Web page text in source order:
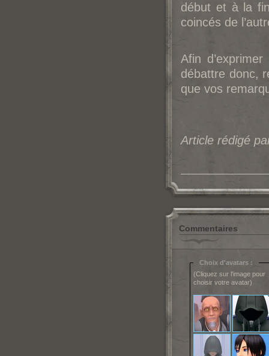
début et à la
coincés de
Afin
débattre donc,
que vos
Article rédigé
Commentaires
Choix d'avatars :
(Cliquez sur l'image pour
choisir votre avatar)